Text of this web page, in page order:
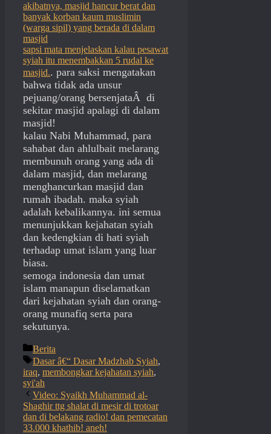
akibatnya, masjid hancur berat dan
banyak korban kaum muslimin
(warga sipil) yang berada di dalam
masjid
sapsi mata menjelaskan kalau pesawat
syiah itu menembakkan 5 rudal ke
masjid.. para saksi mengatakan
bahwa tidak ada unsur
pejuang/orang bersenjataÂ di
sekitar masjid apalagi di dalam
masjid!
kalau Nabi Muhammad, para
sahabat dan ahlulbait melarang
membunuh orang yang ada di
dalam masjid, dan melarang
menghancurkan masjid dan
rumah ibadah. maka syiah
adalah kebalikannya. ini semua
menunjukkan kejahatan syiah
dan kedengkian di hati syiah
terhadap umat islam yang luar
biasa.
semoga indonesia dan umat
islam manapun diselamatkan
dari kejahatan syiah dan orang-
orang munafiq serta para
sekutunya.
Categories
Berita
Tags
Dasar â€“ Dasar Madzhab Syiah,
iraq, membongkar kejahatan syiah,
syi'ah
Video: Syaikh Muhammad al-
Shaghir ttg shalat di mesir di trotoar
dan di belakang radio! dan pemecatan
33.000 khathib! aneh!